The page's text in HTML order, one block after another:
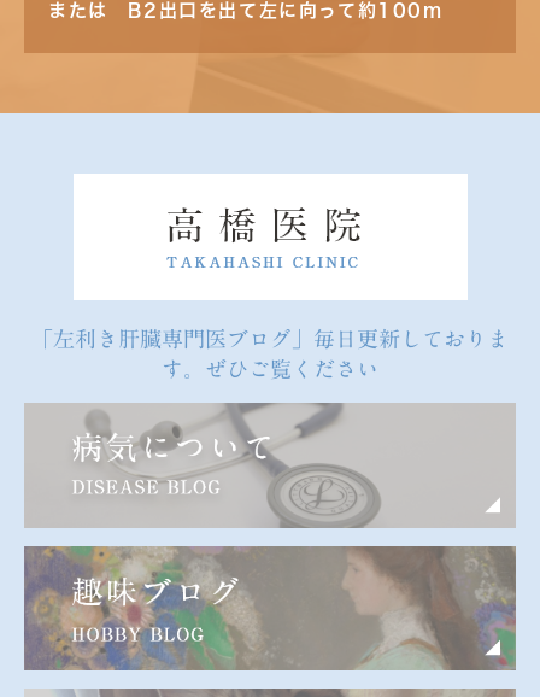
または B2出口を出て左に向って約100m
「左利き肝臓専門医ブログ」毎日更新しておりま
す。ぜひご覧ください